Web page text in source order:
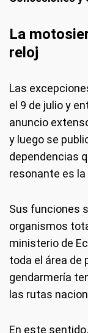
La
reloj
Las
el 9 de julio y
anuncio
y luego se
dependencias
resonante es la
Sus funciones
organismos
ministerio de
toda el área de
gendarmería
las rutas
En este